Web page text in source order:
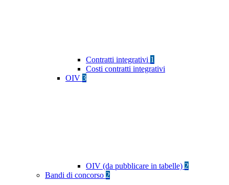
Contratti integrativi 1
Costi contratti integrativi
OIV 3
OIV (da pubblicare in tabelle) 2
Bandi di concorso 2